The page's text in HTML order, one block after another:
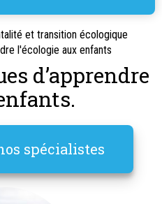
et transition écologique
l'écologie aux enfants
d’apprendre
spécialistes